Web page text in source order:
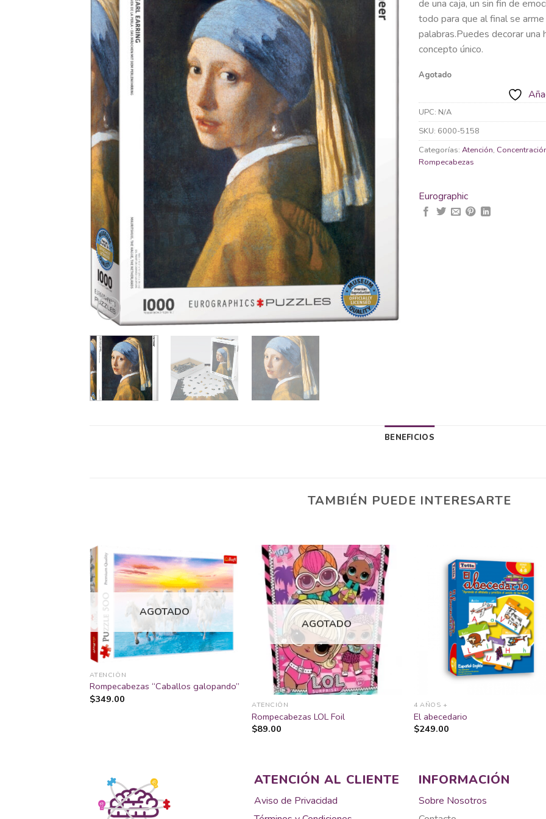
de una caja, un sin fin de
todo para que al final se
palabras.Puedes decorar una
concepto único.
Agotado
UPC: N/A
SKU: 6000-5158
Categorías: Atención,
Rompecabezas
Eurographic
BENEFICIOS
TAMBIÉN PUEDE INTERESARTE
Añadir
a la
deseos
AGOTADO
ATENCIÓN
Rompecabezas “Caballos galopando”
$349.00
Añadir
a la
lista
de
deseos
AGOTADO
ATENCIÓN
Rompecabezas LOL Foil
$89.00
4 AÑOS +
El abecedario
$249.00
ATENCIÓN AL CLIENTE
Aviso de Privacidad
INFORMACIÓN
Sobre Nosotros